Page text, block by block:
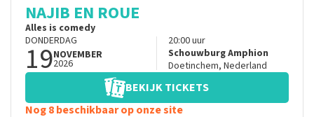
NAJIB EN ROUE
Alles is comedy
DONDERDAG
19NOVEMBER
2026
20:00uur
Schouwburg Amphion
Doetinchem, Nederland
BEKIJK TICKETS
Nog 8 beschikbaar op onze site